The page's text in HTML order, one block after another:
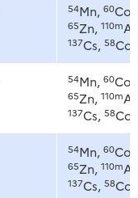
54Mn, 60Co,
65Zn, 110m
137Cs, 58Co
54Mn, 60Co,
65Zn, 110m
137Cs, 58Co
54Mn, 60Co,
65Zn, 110m
137Cs, 58Co